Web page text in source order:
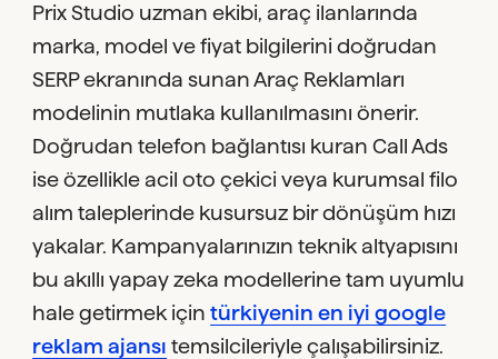
Prix Studio uzman ekibi, araç ilanlarında
marka, model ve fiyat bilgilerini doğrudan
SERP ekranında sunan Araç Reklamları
modelinin mutlaka kullanılmasını önerir.
Doğrudan telefon bağlantısı kuran Call Ads
ise özellikle acil oto çekici veya kurumsal filo
alım taleplerinde kusursuz bir dönüşüm hızı
yakalar. Kampanyalarınızın teknik altyapısını
bu akıllı yapay zeka modellerine tam uyumlu
hale getirmek içintürkiyenin en iyi google
reklam ajansı temsilcileriyle çalışabilirsiniz.